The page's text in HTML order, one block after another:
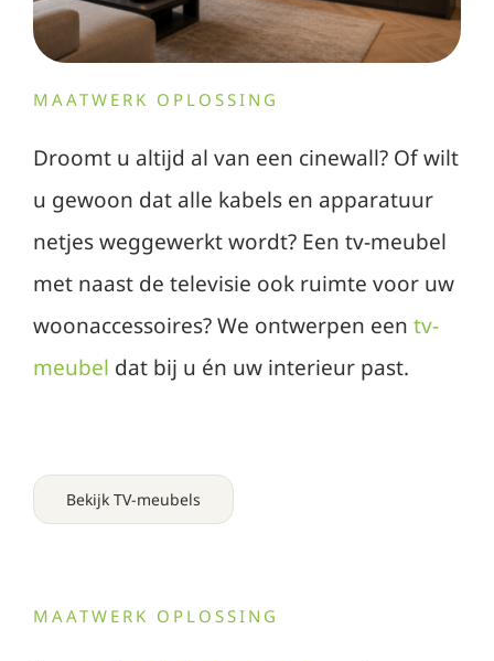
MAATWERK OPLOSSING
Droomt u altijd al van een cinewall? Of wilt
u gewoon dat alle kabels en apparatuur
netjes weggewerkt wordt? Een tv-meubel
met naast de televisie ook ruimte voor uw
woonaccessoires? We ontwerpen een tv-
meubel dat bij u én uw interieur past.
Bekijk TV-meubels
MAATWERK OPLOSSING